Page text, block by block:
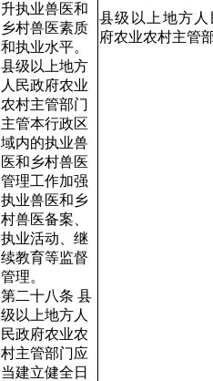
升执业兽医和
乡村兽医素质
和执业水平。
县级以上地方
人民政府农业
农村主管部门
主管本行政区
域内的执业兽
医和乡村兽医
管理工作加强
执业兽医和乡
村兽医备案、
执业活动、继
续教育等监督
管理。
第二十八条 县
级以上地方人
民政府农业农
村主管部门应
当建立健全日
县级以上地方人
府农业农村主管